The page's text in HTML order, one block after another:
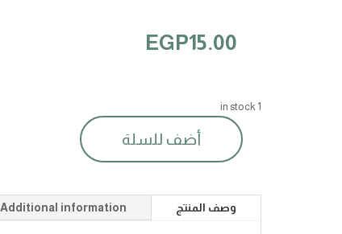
EGP15.00
1 in stock
فوط
عش
1ق
quantity
أضف للسلة
وصف المنتج Additional information